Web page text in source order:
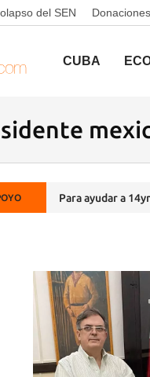
del SEN Donaciones
CUBA
Para ayudar a